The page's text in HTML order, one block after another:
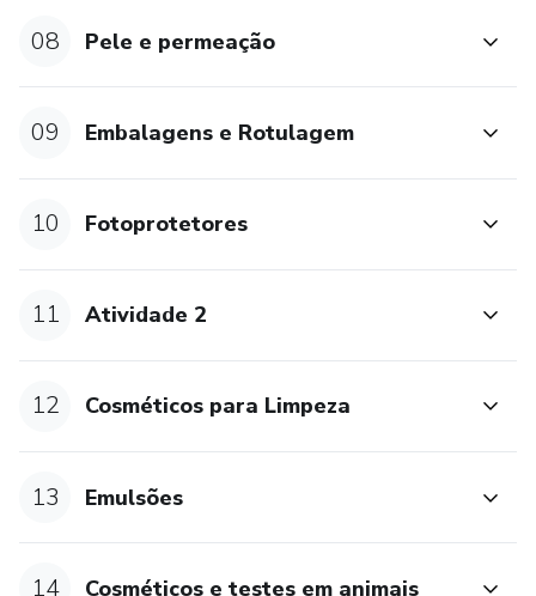
08 Pele e permeação
09 Embalagens e Rotulagem
10 Fotoprotetores
11 Atividade 2
12 Cosméticos para Limpeza
13 Emulsões
14 Cosméticos e testes em animais